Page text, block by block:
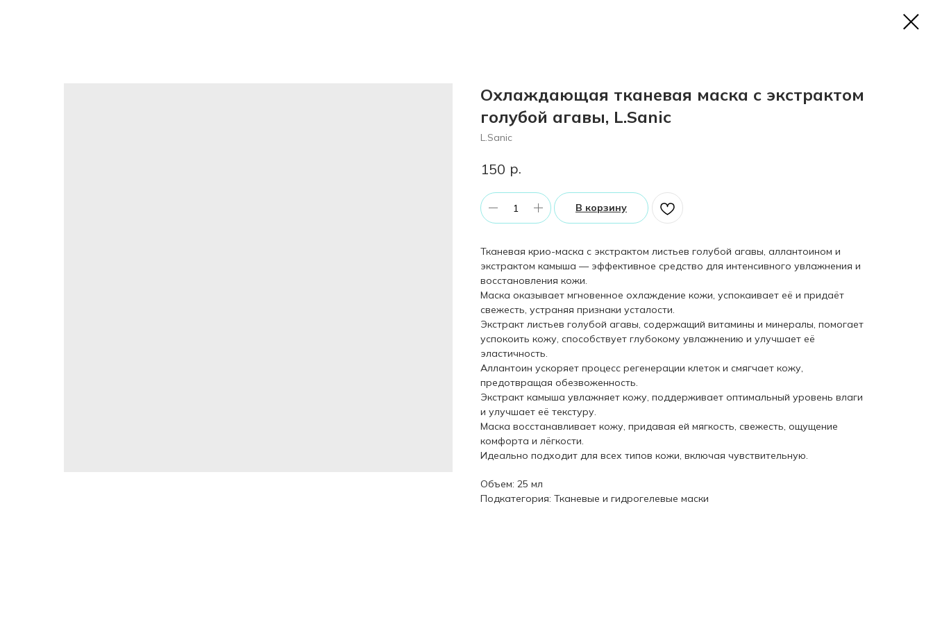
Охлаждающая тканевая маска с экстрактом
голубой агавы, L.Sanic
L.Sanic
150 р.
В корзину
Тканевая крио-маска с экстрактом листьев голубой агавы, аллантоином и
экстрактом камыша — эффективное средство для интенсивного увлажнения и
восстановления кожи.
Маска оказывает мгновенное охлаждение кожи, успокаивает её и придаёт
свежесть, устраняя признаки усталости.
Экстракт листьев голубой агавы, содержащий витамины и минералы, помогает
успокоить кожу, способствует глубокому увлажнению и улучшает её
эластичность.
Аллантоин ускоряет процесс регенерации клеток и смягчает кожу,
предотвращая обезвоженность.
Экстракт камыша увлажняет кожу, поддерживает оптимальный уровень влаги
и улучшает её текстуру.
Маска восстанавливает кожу, придавая ей мягкость, свежесть, ощущение
комфорта и лёгкости.
Идеально подходит для всех типов кожи, включая чувствительную.
Объем: 25 мл
Подкатегория: Тканевые и гидрогелевые маски